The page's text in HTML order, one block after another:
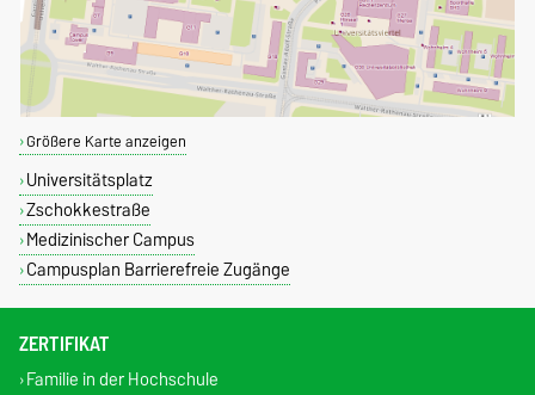
Größere Karte anzeigen
Universitätsplatz
Zschokkestraße
Medizinischer Campus
Campusplan Barrierefreie Zugänge
ZERTIFIKAT
Familie in der Hochschule